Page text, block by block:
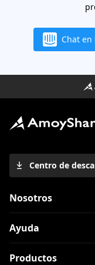
Chat en
Centro de
Nosotros
Ayuda
Productos